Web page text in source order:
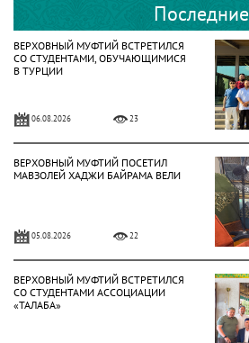
Последние
ВЕРХОВНЫЙ МУФТИЙ ВСТРЕТИЛСЯ
СО СТУДЕНТАМИ, ОБУЧАЮЩИМИСЯ
В ТУРЦИИ
06.08.2026 23
ВЕРХОВНЫЙ МУФТИЙ ПОСЕТИЛ
МАВЗОЛЕЙ ХАДЖИ БАЙРАМА ВЕЛИ
05.08.2026 22
ВЕРХОВНЫЙ МУФТИЙ ВСТРЕТИЛСЯ
СО СТУДЕНТАМИ АССОЦИАЦИИ
«ТАЛАБА»